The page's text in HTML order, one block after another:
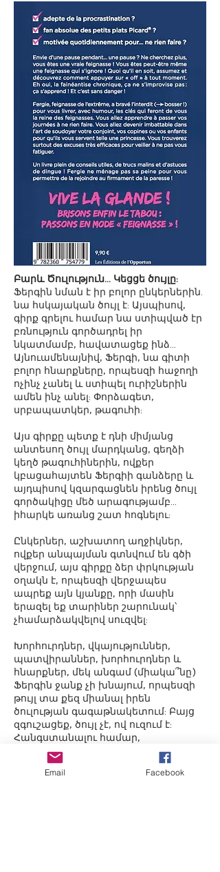
Բարև Ծուլություն... Կեցցե ծույլը:
Ֆերգին նման է իր բոլոր ընկերներին.
նա հսկայական ծույլ է: Այսպիսով,
գիրք գրելու համար նա ստիպված էր
բռնություն գործադրել իր
նկատմամբ, հավատացեք ինձ...
Այնուամենայնիվ, Ֆերգի, նա գիտի
բոլոր հնարքները, որպեսզի հաջողի
ոչինչ չանել և ստիպել ուրիշներին
ամեն ինչ անել: Փորձագետ,
սրբապատկեր, թագուհի:
Այս գիրքը պետք է դնի միմյանց
անտեսող ծույլ մարդկանց, գեղձի
կեղծ թագուհիներին, ովքեր
կբացահայտեն Ֆերգիի գանձերը և
այդպիսով կզարգացնեն իրենց ծույլ
գործակիցը մեծ արագությամբ...
իհարկե առանց շատ հոգնելու:
Ընկերներ, աշխատող աղջիկներ,
ովքեր անպայման գտնվում են գծի
վերջում, այս գիրքը ձեր փրկության
օղակն է, որպեսզի վերջապես
ապրեք այն կյանքը, որի մասին
երազել եք տարիներ շարունակ՝
չհամարձակվելով սուզվել:
Խորհուրդներ, վկայություններ,
պատվիրաններ, խորհուրդներ և
հնարքներ, մեկ անգամ (միակա՞նը)
Ֆերգին ջանք չի խնայում, որպեսզի
թույլ տա քեզ միանալ իրեն
ծուլության գագաթնակետում: Բայց
զգուշացեք, ծույլ չէ, ով ուզում է:
Հանգստանալու համար,
այնուամենայնիվ, պետք է մի քիչ
մարզվես:
Email Facebook